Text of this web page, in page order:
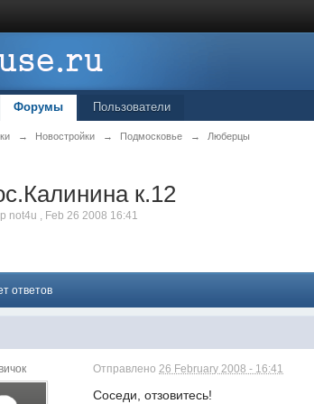
Форумы Пользователи
→ Новостройки → Подмосковье → Люберцы
к.12
not4u , Feb 26 2008 16:41
ответов
Отправлено26 February 2008 - 16:41
Соседи, отзовитесь!